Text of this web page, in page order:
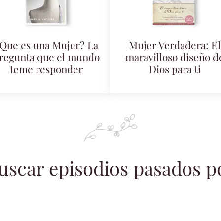
es una Mujer? La
que el mundo
teme responder
Mujer Verdadera: El
maravilloso diseño
Dios para ti
episodios pasados